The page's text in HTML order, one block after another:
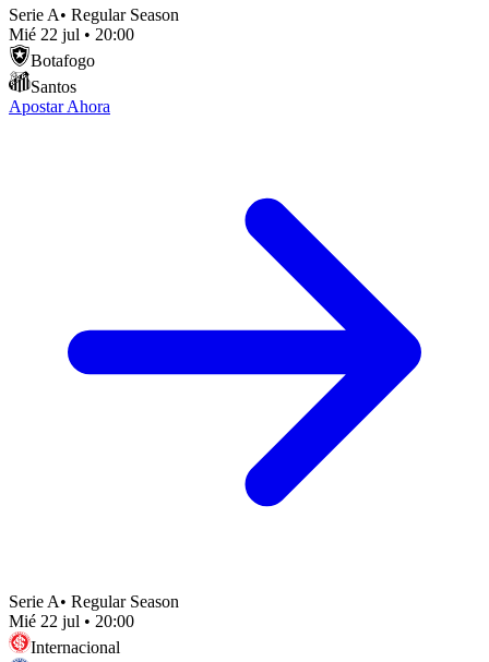
Serie A• Regular Season
Mié 22 jul • 20:00
Botafogo
Santos
Apostar Ahora
Serie A• Regular Season
Mié 22 jul • 20:00
Internacional